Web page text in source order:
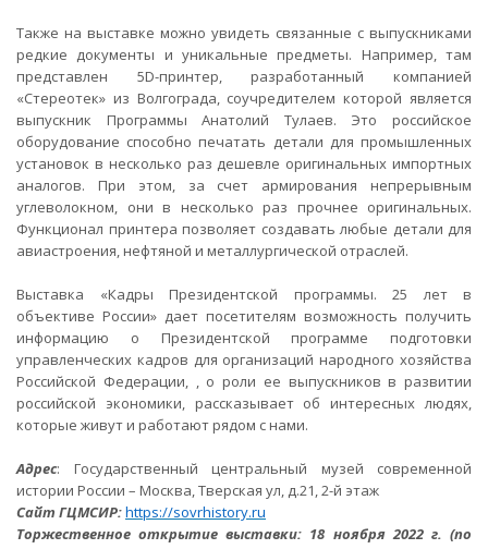
Также на выставке можно увидеть связанные с выпускниками
редкие документы и уникальные предметы. Например, там
представлен 5D-принтер, разработанный компанией
«Стереотек» из Волгограда, соучредителем которой является
выпускник Программы Анатолий Тулаев. Это российское
оборудование способно печатать детали для промышленных
установок в несколько раз дешевле оригинальных импортных
аналогов. При этом, за счет армирования непрерывным
углеволокном, они в несколько раз прочнее оригинальных.
Функционал принтера позволяет создавать любые детали для
авиастроения, нефтяной и металлургической отраслей.
Выставка «Кадры Президентской программы. 25 лет в
объективе России» дает посетителям возможность получить
информацию о Президентской программе подготовки
управленческих кадров для организаций народного хозяйства
Российской Федерации, , о роли ее выпускников в развитии
российской экономики, рассказывает об интересных людях,
которые живут и работают рядом с нами.
Адрес: Государственный центральный музей современной
истории России – Москва, Тверская ул, д.21, 2-й этаж
Сайт ГЦМСИР:https://sovrhistory.ru
Торжественное открытие выставки: 18 ноября 2022 г. (по